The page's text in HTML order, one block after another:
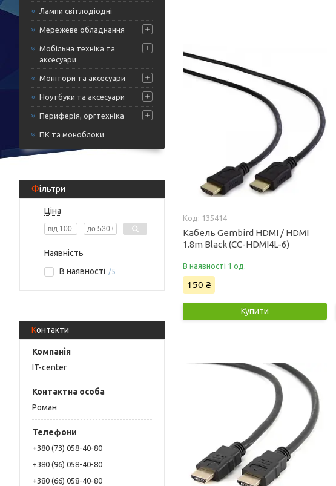
Лампи світлодіодні
Мережеве обладнання
Мобільна техніка та
аксесуари
Монітори та аксесуари
Ноутбуки та аксесуари
Периферія, оргтехніка
ПК та моноблоки
Фільтри
Ціна
Наявність
В наявності
5
Контакти
IT-center
Роман
+380 (73) 058-40-80
+380 (96) 058-40-80
+380 (66) 058-40-80
135414
Кабель Gembird HDMI / HDMI
1.8m Black (CC-HDMI4L-6)
В наявності 1 од.
150 ₴
Купити